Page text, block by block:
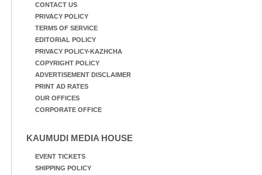
CONTACT US
PRIVACY POLICY
TERMS OF SERVICE
EDITORIAL POLICY
PRIVACY POLICY-KAZHCHA
COPYRIGHT POLICY
ADVERTISEMENT DISCLAIMER
PRINT AD RATES
OUR OFFICES
CORPORATE OFFICE
KAUMUDI MEDIA HOUSE
EVENT TICKETS
SHIPPING POLICY